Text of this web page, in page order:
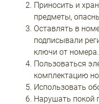
Приносить и
предметы,
Оставлять в
подписывали
ключи от номера.
Пользоваться
комплектацию
Использовать
Нарушать покой